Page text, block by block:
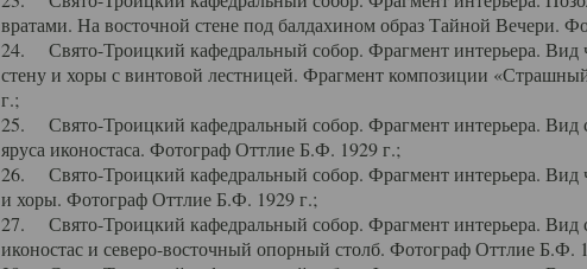
вратами. На восточной стене под балдахином образ Тайной Вечери.
24. Свято-Троицкий кафедральный собор. Фрагмент интерьера. Вид
стену и хоры с винтовой лестницей. Фрагмент композиции
г.;
25. Свято-Троицкий кафедральный собор. Фрагмент интерьера. Вид
яруса иконостаса. Фотограф Оттлие Б.Ф. 1929 г.;
26. Свято-Троицкий кафедральный собор. Фрагмент интерьера. Вид
и хоры. Фотограф Оттлие Б.Ф. 1929 г.;
27. Свято-Троицкий кафедральный собор. Фрагмент интерьера. Вид
иконостас и северо-восточный опорный столб. Фотограф Оттлие Б.Ф.